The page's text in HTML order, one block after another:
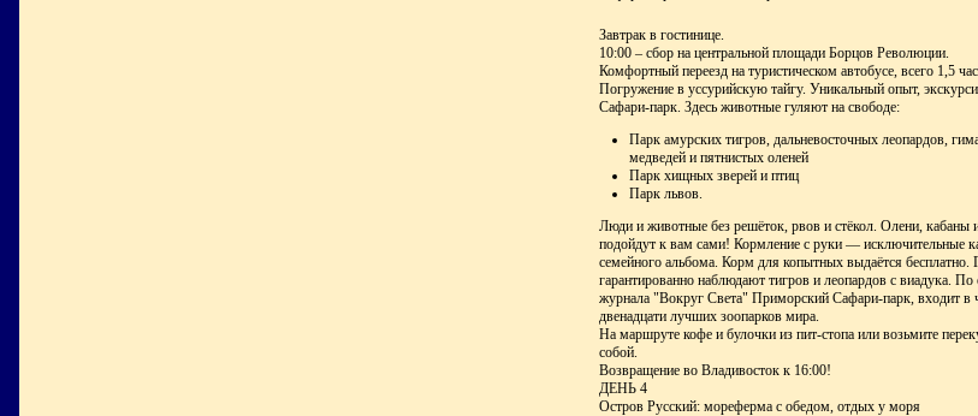
Завтрак в гостинице.
10:00 – сбор на центральной площади Борцов Революции.
Комфортный переезд на туристическом автобусе, всего 1,5
Погружение в уссурийскую тайгу. Уникальный опыт,
Сафари-парк. Здесь животные гуляют на свободе:
Парк амурских тигров, дальневосточных леопардов,
медведей и пятнистых оленей
Парк хищных зверей и птиц
Парк львов.
Люди и животные без решёток, рвов и стёкол. Олени, кабаны и
подойдут к вам сами! Кормление с руки — исключительные
семейного альбома. Корм для копытных выдаётся бесплатно.
гарантированно наблюдают тигров и леопардов с виадука. По
журнала "Вокруг Света" Приморский Сафари-парк, входит в
двенадцати лучших зоопарков мира.
На маршруте кофе и булочки из пит-стопа или возьмите
собой.
Возвращение во Владивосток к 16:00!
ДЕНЬ 4
Остров Русский: мореферма с обедом, отдых у моря